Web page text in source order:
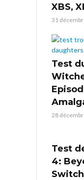
XBS,
31
Test
28
Test
4: